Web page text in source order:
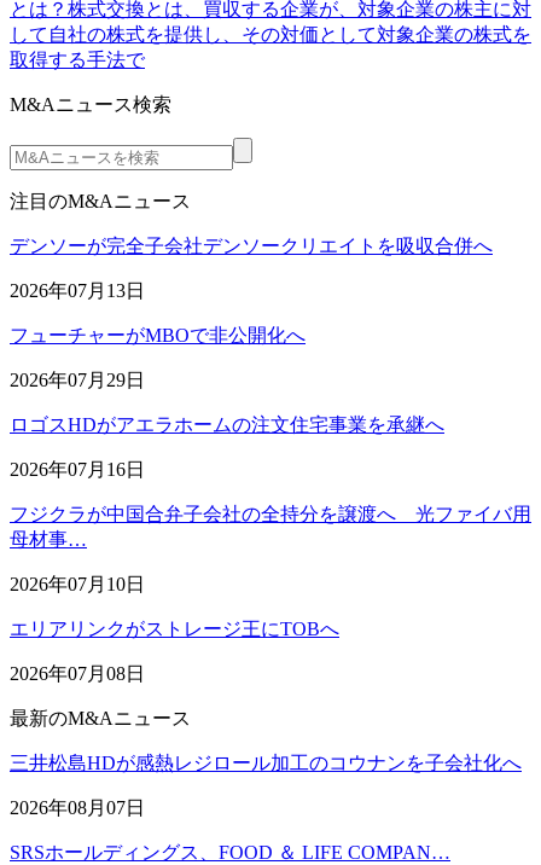
とは？株式交換とは、買収する企業が、対象企業の株主に対
して自社の株式を提供し、その対価として対象企業の株式を
取得する手法で
M&Aニュース検索
注目のM&Aニュース
デンソーが完全子会社デンソークリエイトを吸収合併へ
2026年07月13日
フューチャーがMBOで非公開化へ
2026年07月29日
ロゴスHDがアエラホームの注文住宅事業を承継へ
2026年07月16日
フジクラが中国合弁子会社の全持分を譲渡へ 光ファイバ用
母材事…
2026年07月10日
エリアリンクがストレージ王にTOBへ
2026年07月08日
最新のM&Aニュース
三井松島HDが感熱レジロール加工のコウナンを子会社化へ
2026年08月07日
SRSホールディングス、FOOD ＆ LIFE COMPAN…